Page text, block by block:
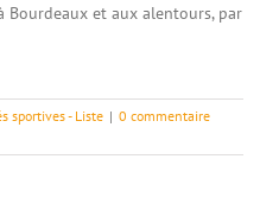
Bourdeaux et aux alentours, par
sportives - Liste | 0 commentaire